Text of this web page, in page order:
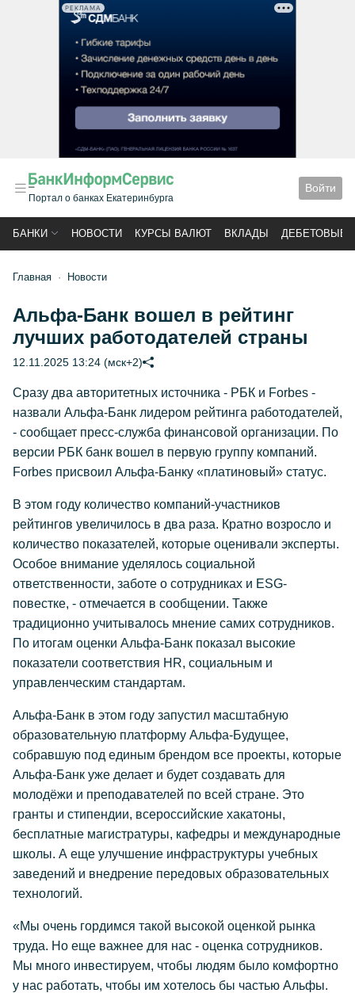
РЕКЛАМА
Портал о банках Екатеринбурга
Войти
БАНКИ НОВОСТИ КУРСЫ ВАЛЮТ ВКЛАДЫ ДЕБЕТОВЫЕ
Главная Новости
Альфа-Банк вошел в рейтинг
лучших работодателей страны
12.11.2025 13:24 (мск+2)
Сразу два авторитетных источника - РБК и Forbes -
назвали Альфа-Банк лидером рейтинга работодателей,
- сообщает пресс-служба финансовой организации. По
версии РБК банк вошел в первую группу компаний.
Forbes присвоил Альфа-Банку «платиновый» статус.
В этом году количество компаний-участников
рейтингов увеличилось в два раза. Кратно возросло и
количество показателей, которые оценивали эксперты.
Особое внимание уделялось социальной
ответственности, заботе о сотрудниках и ESG-
повестке, - отмечается в сообщении. Также
традиционно учитывалось мнение самих сотрудников.
По итогам оценки Альфа-Банк показал высокие
показатели соответствия HR, социальным и
управленческим стандартам.
Альфа-Банк в этом году запустил масштабную
образовательную платформу Альфа-Будущее,
собравшую под единым брендом все проекты, которые
Альфа-Банк уже делает и будет создавать для
молодёжи и преподавателей по всей стране. Это
гранты и стипендии, всероссийские хакатоны,
бесплатные магистратуры, кафедры и международные
школы. А еще улучшение инфраструктуры учебных
заведений и внедрение передовых образовательных
технологий.
«Мы очень гордимся такой высокой оценкой рынка
труда. Но еще важнее для нас - оценка сотрудников.
Мы много инвестируем, чтобы людям было комфортно
у нас работать, чтобы им хотелось бы частью Альфы.